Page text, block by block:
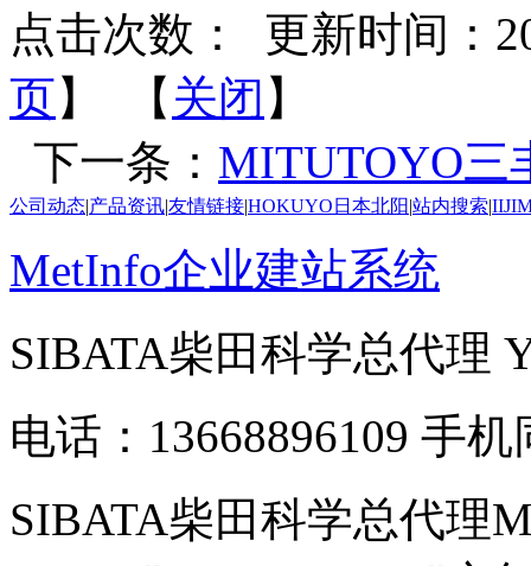
点击次数：
更新时间：
页】 【 关闭 】
下一条： MITUTOYO三
公司动态|产品资讯|友情链接|HOKUYO日本北阳|站内搜索|
MetInfo企业建站系统
SIBATA柴田科学总代理
电话：13668896109 手机
SIBATA柴田科学总代理